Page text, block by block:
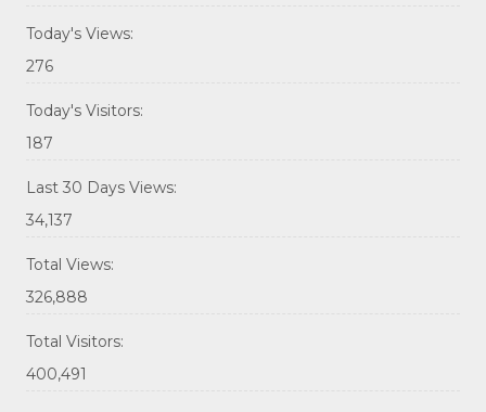
Today's Views:
276
Today's Visitors:
187
Last 30 Days Views:
34,137
Total Views:
326,888
Total Visitors:
400,491